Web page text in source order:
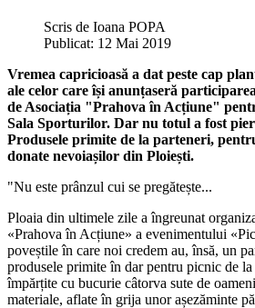
Scris de Ioana POPA
Publicat: 12 Mai 2019
Vremea capricioasă a dat peste cap
ale celor care își anunțaseră
de Asociația "Prahova în Acțiune"
Sala Sporturilor. Dar nu totul a fost
Produsele primite de la parteneri,
donate nevoiașilor din Ploiești.
"Nu este prânzul cui se pregătește...
Ploaia din ultimele zile a îngreunat
«Prahova în Acțiune» a evenimentului
poveștile în care noi credem au, însă, un
produsele primite în dar pentru picnic de
împărțite cu bucurie câtorva sute de
materiale, aflate în grija unor așezăminte